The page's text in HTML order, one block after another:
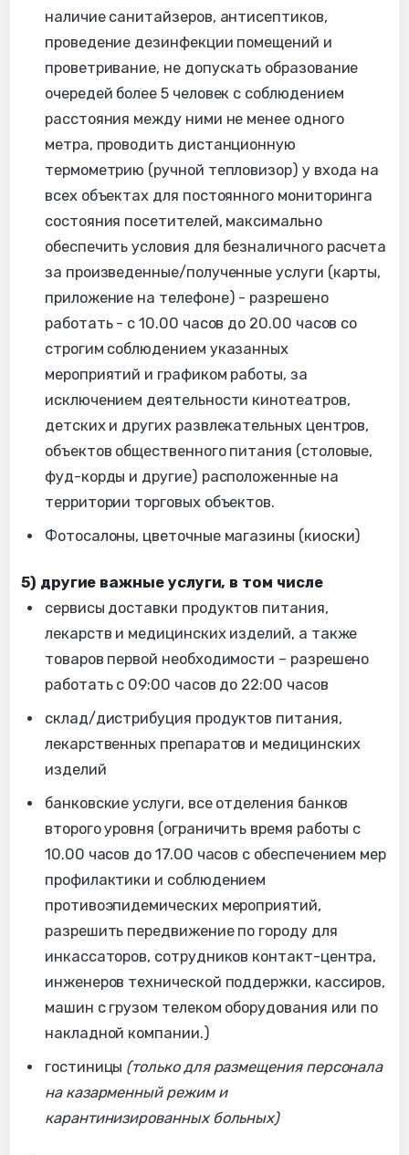
наличие санитайзеров, антисептиков,
проведение дезинфекции помещений и
проветривание, не допускать образование
очередей более 5 человек с соблюдением
расстояния между ними не менее одного
метра, проводить дистанционную
термометрию (ручной тепловизор) у входа на
всех объектах для постоянного мониторинга
состояния посетителей, максимально
обеспечить условия для безналичного расчета
за произведенные/полученные услуги (карты,
приложение на телефоне) - разрешено
работать - с 10.00 часов до 20.00 часов со
строгим соблюдением указанных
мероприятий и графиком работы, за
исключением деятельности кинотеатров,
детских и других развлекательных центров,
объектов общественного питания (столовые,
фуд-корды и другие) расположенные на
территории торговых объектов.
Фотосалоны, цветочные магазины (киоски)
5) другие важные услуги, в том числе
сервисы доставки продуктов питания,
лекарств и медицинских изделий, а также
товаров первой необходимости – разрешено
работать с 09:00 часов до 22:00 часов
склад/дистрибуция продуктов питания,
лекарственных препаратов и медицинских
изделий
банковские услуги, все отделения банков
второго уровня (ограничить время работы с
10.00 часов до 17.00 часов с обеспечением мер
профилактики и соблюдением
противоэпидемических мероприятий,
разрешить передвижение по городу для
инкассаторов, сотрудников контакт-центра,
инженеров технической поддержки, кассиров,
машин с грузом телеком оборудования или по
накладной компании.)
гостиницы (только для размещения персонала
на казарменный режим и
карантинизированных больных)